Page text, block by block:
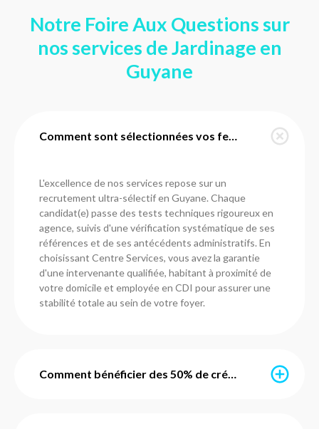
Notre Foire Aux Questions sur
nos services de Jardinage en
Guyane
Comment sont sélectionnées vos femmes de ménage en Guyane ?
L'excellence de nos services repose sur un
recrutement ultra-sélectif en Guyane. Chaque
candidat(e) passe des tests techniques rigoureux en
agence, suivis d'une vérification systématique de ses
références et de ses antécédents administratifs. En
choisissant Centre Services, vous avez la garantie
d'une intervenante qualifiée, habitant à proximité de
votre domicile et employée en CDI pour assurer une
stabilité totale au sein de votre foyer.
Comment bénéficier des 50% de crédit d'impôt immédiat ?